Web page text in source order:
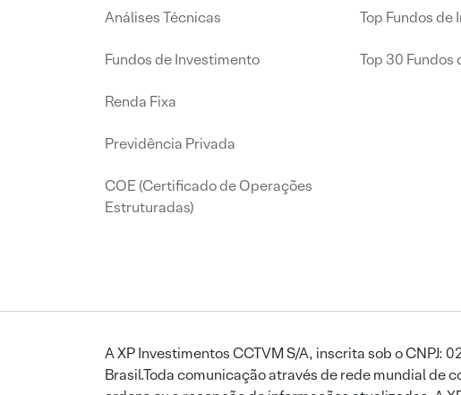
Análises Técnicas
Fundos de Investimento
Renda Fixa
Previdência Privada
COE (Certificado de Operações
Estruturadas)
Top Fundos de
Top 30 Fundos
A XP Investimentos CCTVM S/A, inscrita sob o
Brasil.Toda comunicação através de rede mundial